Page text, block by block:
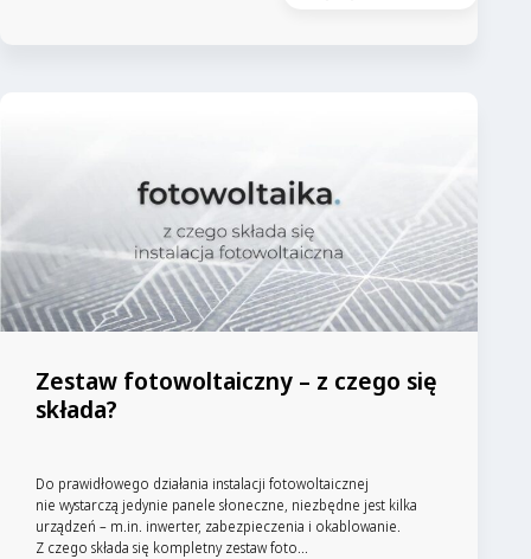
Zestaw fotowoltaiczny – z czego się
składa?
Do prawidłowego działania instalacji fotowoltaicznej
nie wystarczą jedynie panele słoneczne, niezbędne jest kilka
urządzeń – m.in. inwerter, zabezpieczenia i okablowanie.
Z czego składa się kompletny zestaw foto...